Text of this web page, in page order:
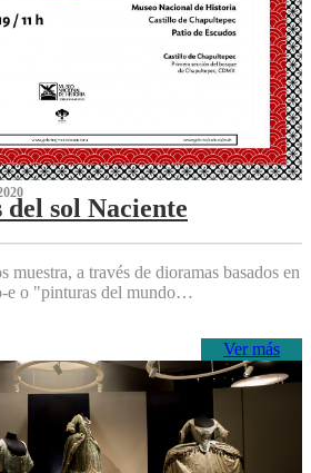
del sol Naciente
muestra, a través de dioramas basados en
e o "pinturas del mundo…
Ver más